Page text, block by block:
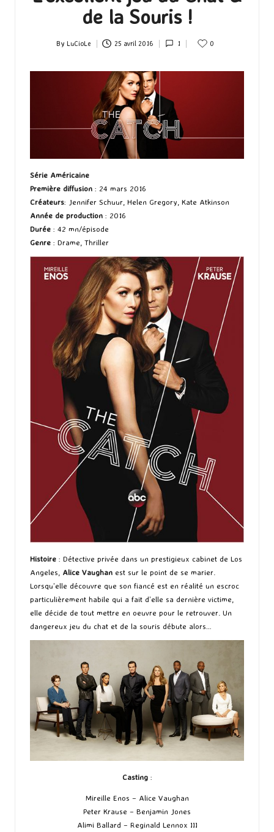
de la Souris !
Posted
By LuCioLe 25 avril 2016 1 0
Série Américaine
Première diffusion : 24 mars 2016
Créateurs: Jennifer Schuur, Helen Gregory, Kate Atkinson
Année de production : 2016
Durée : 42 mn/épisode
Genre : Drame, Thriller
Histoire : Détective privée dans un prestigieux cabinet de Los
Angeles, Alice Vaughan est sur le point de se marier.
Lorsqu’elle découvre que son fiancé est en réalité un escroc
particulièrement habile qui a fait d’elle sa dernière victime,
elle décide de tout mettre en oeuvre pour le retrouver. Un
dangereux jeu du chat et de la souris débute alors…
Casting:
Mireille Enos – Alice Vaughan
Peter Krause – Benjamin Jones
Alimi Ballard – Reginald Lennox III